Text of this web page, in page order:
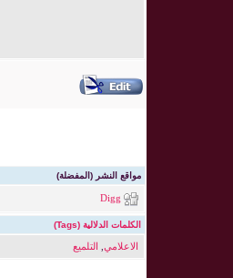
مواقع النشر (المفضلة)
Digg
الكلمات الدلالية (Tags)
الاعلامي التلميع